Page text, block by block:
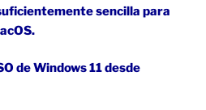
sencilla para
de Windows 11 desde